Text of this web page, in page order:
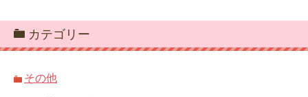
カテゴリー
その他